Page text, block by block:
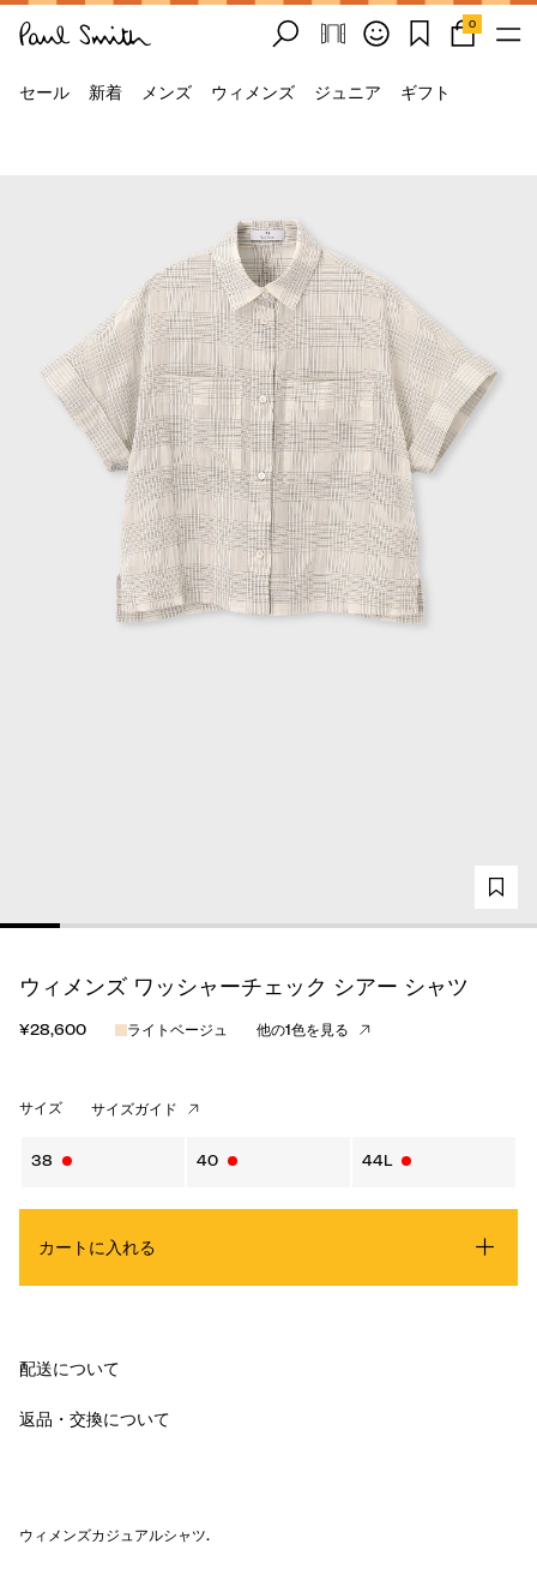
0
セール 新着 メンズ ウィメンズ ジュニア ギフト
ウィメンズ ワッシャーチェック シアー シャツ
¥28,600 ライトベージュ 他の1色を見る
サイズ サイズガイド
38 40 44L
カートに入れる
配送について
返品・交換について
ウィメンズカジュアルシャツ.